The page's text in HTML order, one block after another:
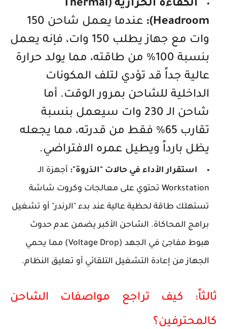
الكفاءة الحرارية (Thermal
Headroom):
عندما يعمل شاحن 150
وات مع جهاز يطلب 150 وات، فإنه يعمل
بنسبة 100% من طاقته، مما يولد حرارة
عالية جداً قد تؤدي لتلف المكونات
الداخلية للشاحن بمرور الوقت. أما
شاحن الـ 230 وات سيعمل بنسبة
تقارب 65% فقط من قدرته، مما يجعله
يظل بارداً ويطيل عمره الافتراضي.
استقرار الأداء في حالات "الذروة": أجهزة الـ
Workstation تحتوي على معالجات وكروت شاشة
تستهلك طاقة لحظية عالية عند بدء "الرندر" أو تشغيل
برامج المحاكاة. الشاحن الأكبر يضمن عدم حدوث
هبوط مفاجئ في الجهد (Voltage Drop) مما يحمي
الجهاز من إعادة التشغيل التلقائي أو تعليق النظام.
ثالثاً: كيف تراجع مواصفات الشاحن
كالمحترفين؟